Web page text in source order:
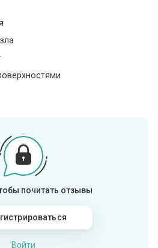
почитать отзывы
Войти